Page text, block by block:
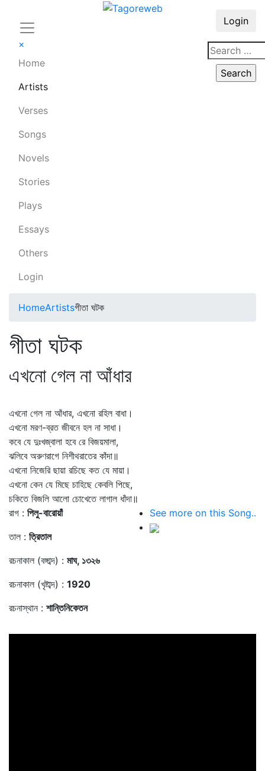
×
Home
Artists
Verses
Songs
Novels
Stories
Plays
Essays
Others
Login
Login
HomeArtistsগীতা ঘটক
গীতা ঘটক
এখনো গেল না আঁধার
এখনো গেল না আঁধার, এখনো রহিল বাধা।
এখনো মরণ-ব্রত জীবনে হল না সাধা।
কবে যে দুঃখজ্বালা হবে রে বিজয়মালা,
ঝলিবে অরুণরাগে নিশীথরাতের কাঁদা॥
এখনো নিজেরি ছায়া রচিছে কত যে মায়া।
এখনো কেন যে মিছে চাহিছে কেবলি পিছে,
চকিতে বিজলি আলো চোখেতে লাগাল ধাঁদা॥
রাগ : পিলু-বারোয়াঁ
তাল : ত্রিতাল
রচনাকাল (বঙ্গাব্দ) : মাঘ, ১৩২৬
রচনাকাল (খৃষ্টাব্দ) : 1920
রচনাস্থান : শান্তিনিকেতন
See more on this Song..